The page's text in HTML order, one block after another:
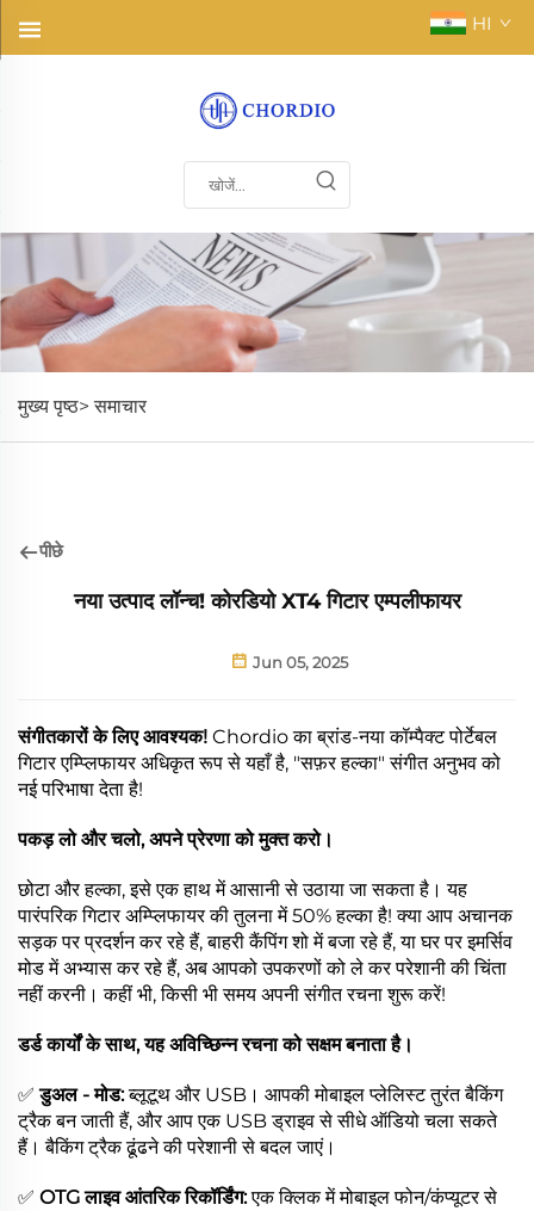
HI
मुख्य पृष्ठ> समाचार
पीछे
नया उत्पाद लॉन्च! कोरडियो XT4 गिटार एम्पलीफायर
Jun 05, 2025
संगीतकारों के लिए आवश्यक! Chordio का ब्रांड-नया कॉम्पैक्ट पोर्टेबल
गिटार एम्प्लिफायर अधिकृत रूप से यहाँ है, "सफ़र हल्का" संगीत अनुभव को
नई परिभाषा देता है!
पकड़ लो और चलो, अपने प्रेरणा को मुक्त करो।
छोटा और हल्का, इसे एक हाथ में आसानी से उठाया जा सकता है। यह
पारंपरिक गिटार अम्प्लिफायर की तुलना में 50% हल्का है! क्या आप अचानक
सड़क पर प्रदर्शन कर रहे हैं, बाहरी कैंपिंग शो में बजा रहे हैं, या घर पर इमर्सिव
मोड में अभ्यास कर रहे हैं, अब आपको उपकरणों को ले कर परेशानी की चिंता
नहीं करनी। कहीं भी, किसी भी समय अपनी संगीत रचना शुरू करें!
डर्ड कार्यों के साथ, यह अविच्छिन्न रचना को सक्षम बनाता है।
✅डुअल - मोड:ब्लूटूथ और USB। आपकी मोबाइल प्लेलिस्ट तुरंत बैकिंग
ट्रैक बन जाती हैं, और आप एक USB ड्राइव से सीधे ऑडियो चला सकते
हैं। बैकिंग ट्रैक ढूंढने की परेशानी से बदल जाएं।
✅ OTG लाइव आंतरिक रिकॉर्डिंग:एक क्लिक में मोबाइल फोन/कंप्यूटर से